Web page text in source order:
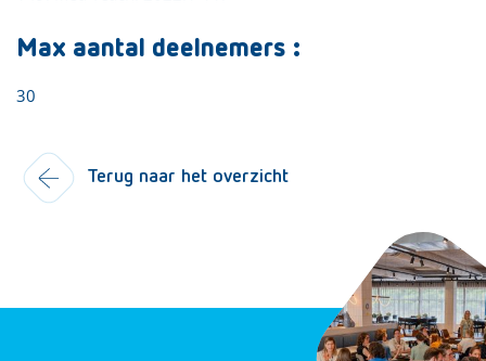
Max aantal deelnemers :
30
Terug naar het overzicht